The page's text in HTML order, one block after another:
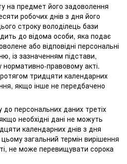
на предмет його задоволення
робочих днів з дня його
строку володілець бази
до відома особи, яка подає
або відповідні персональні
із зазначенням підстави,
нормативно-правовому акті.
тридцяти календарних
якщо інше не передбачено
персональних даних третіх
необхідні дані не можуть
календарних днів з дня
загальний термін вирішення
не може перевищувати сорока